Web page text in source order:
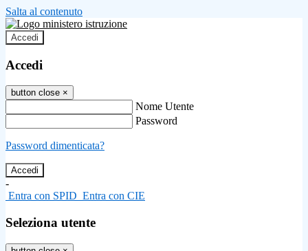
Salta al contenuto
Accedi
Accedi
button close ×
Nome Utente
Password
Password dimenticata?
-
Entra con SPID Entra con CIE
Seleziona utente